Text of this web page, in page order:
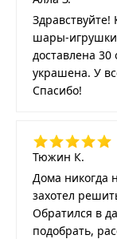
шары-
доставлена 30
украшена. У
Спасибо!
Тюжин К.
Дома никогда
захотел
Обратился в
подобрать,